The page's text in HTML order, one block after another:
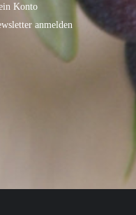
Konto
anmelden